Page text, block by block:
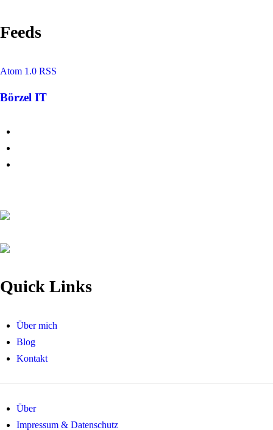
Feeds
Atom 1.0 RSS
Börzel IT
Quick Links
Über mich
Blog
Kontakt
Über
Impressum & Datenschutz